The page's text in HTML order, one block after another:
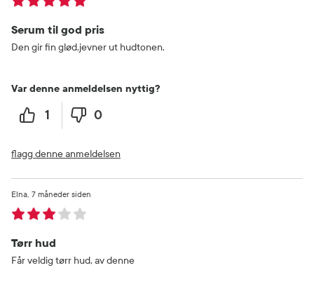
Serum til god pris
Den gir fin glød,jevner ut hudtonen.
Var denne anmeldelsen nyttig?
1 0
flagg denne anmeldelsen
Tørr hud
7 måneder siden
Elna
Får veldig tørr hud, av denne